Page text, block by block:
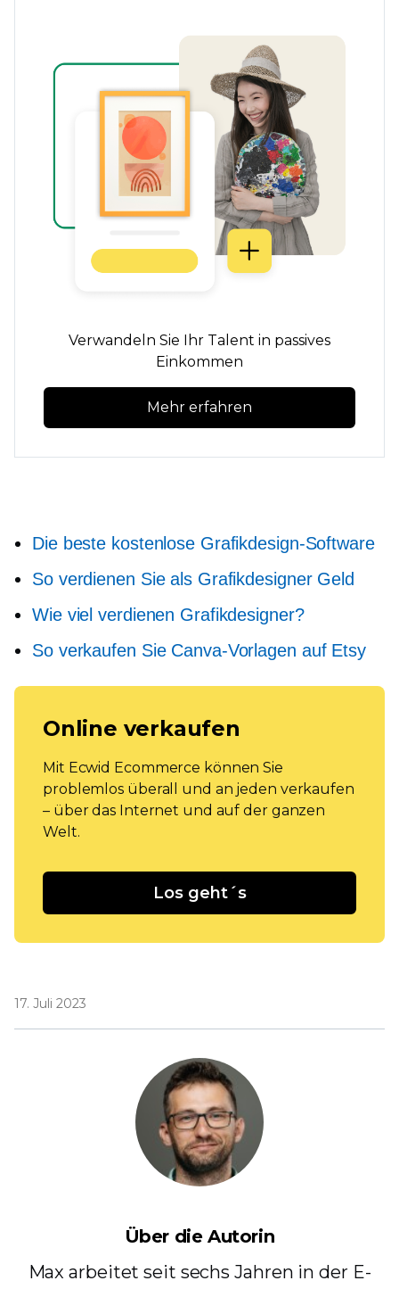
Verwandeln Sie Ihr Talent in passives
Einkommen
Mehr erfahren
Die beste kostenlose Grafikdesign-Software
So verdienen Sie als Grafikdesigner Geld
Wie viel verdienen Grafikdesigner?
So verkaufen Sie Canva-Vorlagen auf Etsy
Online verkaufen
Mit Ecwid Ecommerce können Sie
problemlos überall und an jeden verkaufen
– über das Internet und auf der ganzen
Welt.
Los geht´s
17. Juli 2023
Über die Autorin
Max arbeitet seit sechs Jahren in der E-